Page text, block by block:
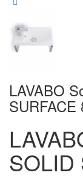
LAVABO
SURFACE
SOLID